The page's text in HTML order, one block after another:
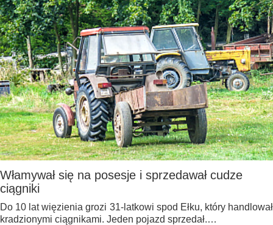
Włamywał się na posesje i sprzedawał cudze
ciągniki
Do 10 lat więzienia grozi 31-latkowi spod Ełku, który handlował
kradzionymi ciągnikami. Jeden pojazd sprzedał.…